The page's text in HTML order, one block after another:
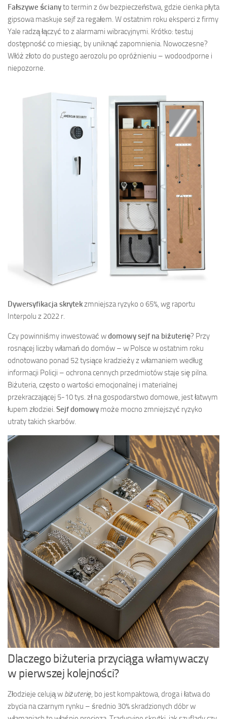
Fałszywe ścianyto termin z ów bezpieczeństwa, gdzie cienka płyta
gipsowa maskuje sejf za regałem. W ostatnim roku eksperci z firmy
Yale radzą łączyć to z alarmami wibracyjnymi. Krótko: testuj
dostępność co miesiąc, by uniknąć zapomnienia. Nowoczesne?
Włóż złoto do pustego aerozolu po opróżnieniu – wodoodporne i
niepozorne.
Dywersyfikacja skrytekzmniejsza ryzyko o 65%, wg raportu
Interpolu z 2022 r.
Czy powinniśmy inwestować wdomowy sejf na biżuterię? Przy
rosnącej liczby włamań do domów – w Polsce w ostatnim roku
odnotowano ponad 52 tysiące kradzieży z włamaniem według
informacji Policji – ochrona cennych przedmiotów staje się pilna.
Biżuteria, często o wartości emocjonalnej i materialnej
przekraczającej 5-10 tys. zł na gospodarstwo domowe, jest łatwym
łupem złodziei. Sejf domowy może mocno zmniejszyć ryzyko
utraty takich skarbów.
Dlaczego biżuteria przyciąga włamywaczy
w pierwszej kolejności?
Złodzieje celują w biżuterię, bo jest kompaktowa, droga i łatwa do
zbycia na czarnym rynku – średnio 30% skradzionych dóbr w